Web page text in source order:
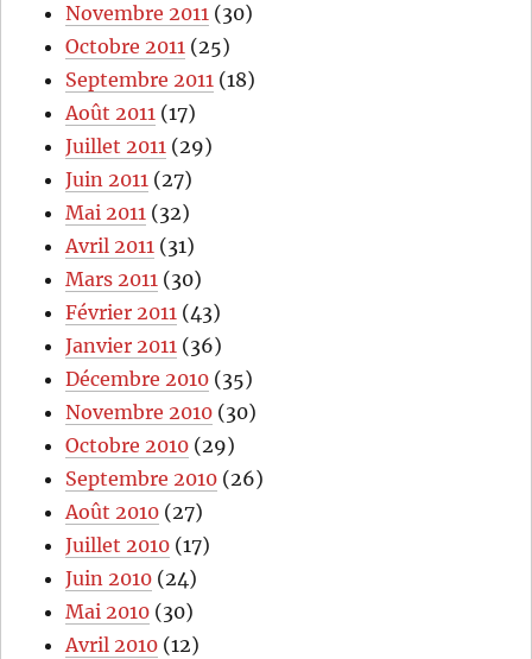
Novembre 2011 (30)
Octobre 2011 (25)
Septembre 2011 (18)
Août 2011 (17)
Juillet 2011 (29)
Juin 2011 (27)
Mai 2011 (32)
Avril 2011 (31)
Mars 2011 (30)
Février 2011 (43)
Janvier 2011 (36)
Décembre 2010 (35)
Novembre 2010 (30)
Octobre 2010 (29)
Septembre 2010 (26)
Août 2010 (27)
Juillet 2010 (17)
Juin 2010 (24)
Mai 2010 (30)
Avril 2010 (12)